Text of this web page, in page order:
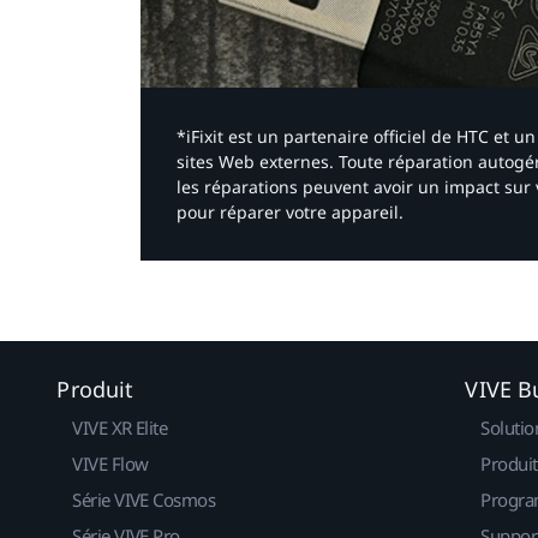
*iFixit est un partenaire officiel de HTC et
sites Web externes. Toute réparation
les réparations peuvent avoir un impact
pour réparer votre appareil.​
Produit
VIVE XR Elite
VIVE Flow
Série VIVE Cosmos
VIVE